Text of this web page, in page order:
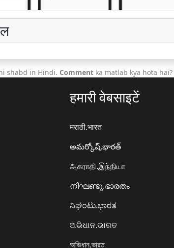
shabd in Hindi. Comment ka matlab kya hota hai?
हमारी वेबसाइटें
मराठी.भारत
అమర్కోష్.భారత్
அகராதி.இந்தியா
നിഘണ്ടു.ഭാരതം
ನಿಘಂಟು.ಭಾರತ
ଅଭିଧାନ.ଭାରତ
অভিধান.ভারত